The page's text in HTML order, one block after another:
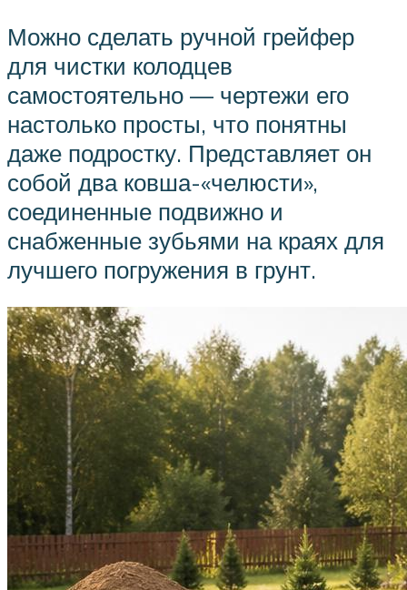
Можно сделать ручной грейфер
для чистки колодцев
самостоятельно — чертежи его
настолько просты, что понятны
даже подростку. Представляет он
собой два ковша-«челюсти»,
соединенные подвижно и
снабженные зубьями на краях для
лучшего погружения в грунт.